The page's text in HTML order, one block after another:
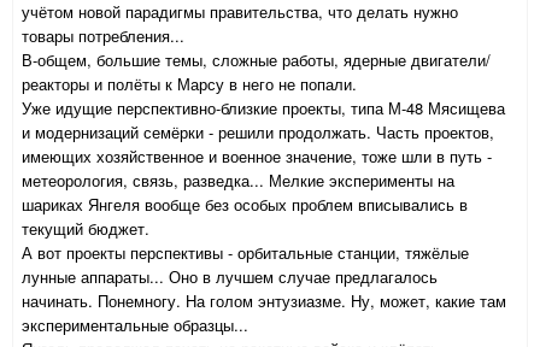
учётом новой парадигмы правительства, что делать нужно
товары потребления...
В-общем, большие темы, сложные работы, ядерные двигатели/
реакторы и полёты к Марсу в него не попали.
Уже идущие перспективно-близкие проекты, типа М-48 Мясищева
и модернизаций семёрки - решили продолжать. Часть проектов,
имеющих хозяйственное и военное значение, тоже шли в путь -
метеорология, связь, разведка... Мелкие эксперименты на
шариках Янгеля вообще без особых проблем вписывались в
текущий бюджет.
А вот проекты перспективы - орбитальные станции, тяжёлые
лунные аппараты... Оно в лучшем случае предлагалось
начинать. Понемногу. На голом энтузиазме. Ну, может, какие там
экспериментальные образцы...